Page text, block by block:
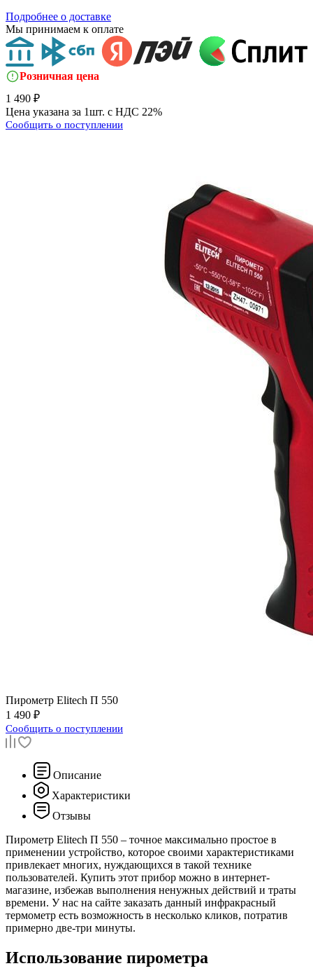
Подробнее о доставке
Мы принимаем к оплате
Розничная цена
1 490 ₽
Цена указана за 1шт. с НДС 22%
Сообщить о поступлении
Пирометр Elitech П 550
1 490 ₽
Сообщить о поступлении
Описание
Характеристики
Отзывы
Пирометр Elitech П 550 – точное максимально простое в
применении устройство, которое своими характеристиками
привлекает многих, нуждающихся в такой технике
пользователей. Купить этот прибор можно в интернет-
магазине, избежав выполнения ненужных действий и траты
времени. У нас на сайте заказать данный инфракрасный
термометр есть возможность в несколько кликов, потратив
примерно две-три минуты.
Использование пирометра